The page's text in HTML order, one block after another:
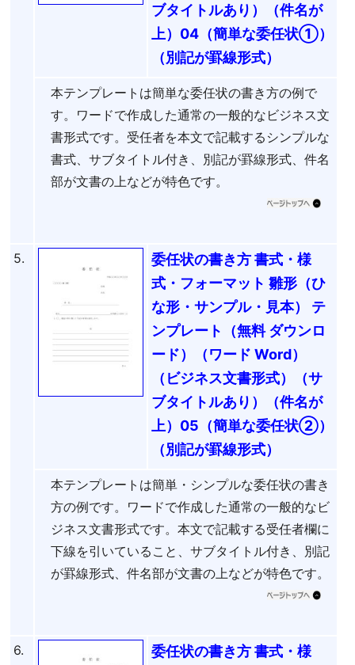
ブタイトルあり）（件名が
上）04（簡単な委任状①）
（別記が罫線形式）
本テンプレートは簡単な委任状の書き方の例で
す。ワードで作成した通常の一般的なビジネス文
書形式です。受任者を本文で記載するシンプルな
書式、サブタイトル付き、別記が罫線形式、件名
部が文書の上などが特色です。
5.
委任状の書き方 書式・様
式・フォーマット 雛形（ひ
な形・サンプル・見本） テ
ンプレート（無料 ダウンロ
ード）（ワード Word）
（ビジネス文書形式）（サ
ブタイトルあり）（件名が
上）05（簡単な委任状②）
（別記が罫線形式）
本テンプレートは簡単・シンプルな委任状の書き
方の例です。ワードで作成した通常の一般的なビ
ジネス文書形式です。本文で記載する受任者欄に
下線を引いていること、サブタイトル付き、別記
が罫線形式、件名部が文書の上などが特色です。
6.
委任状の書き方 書式・様